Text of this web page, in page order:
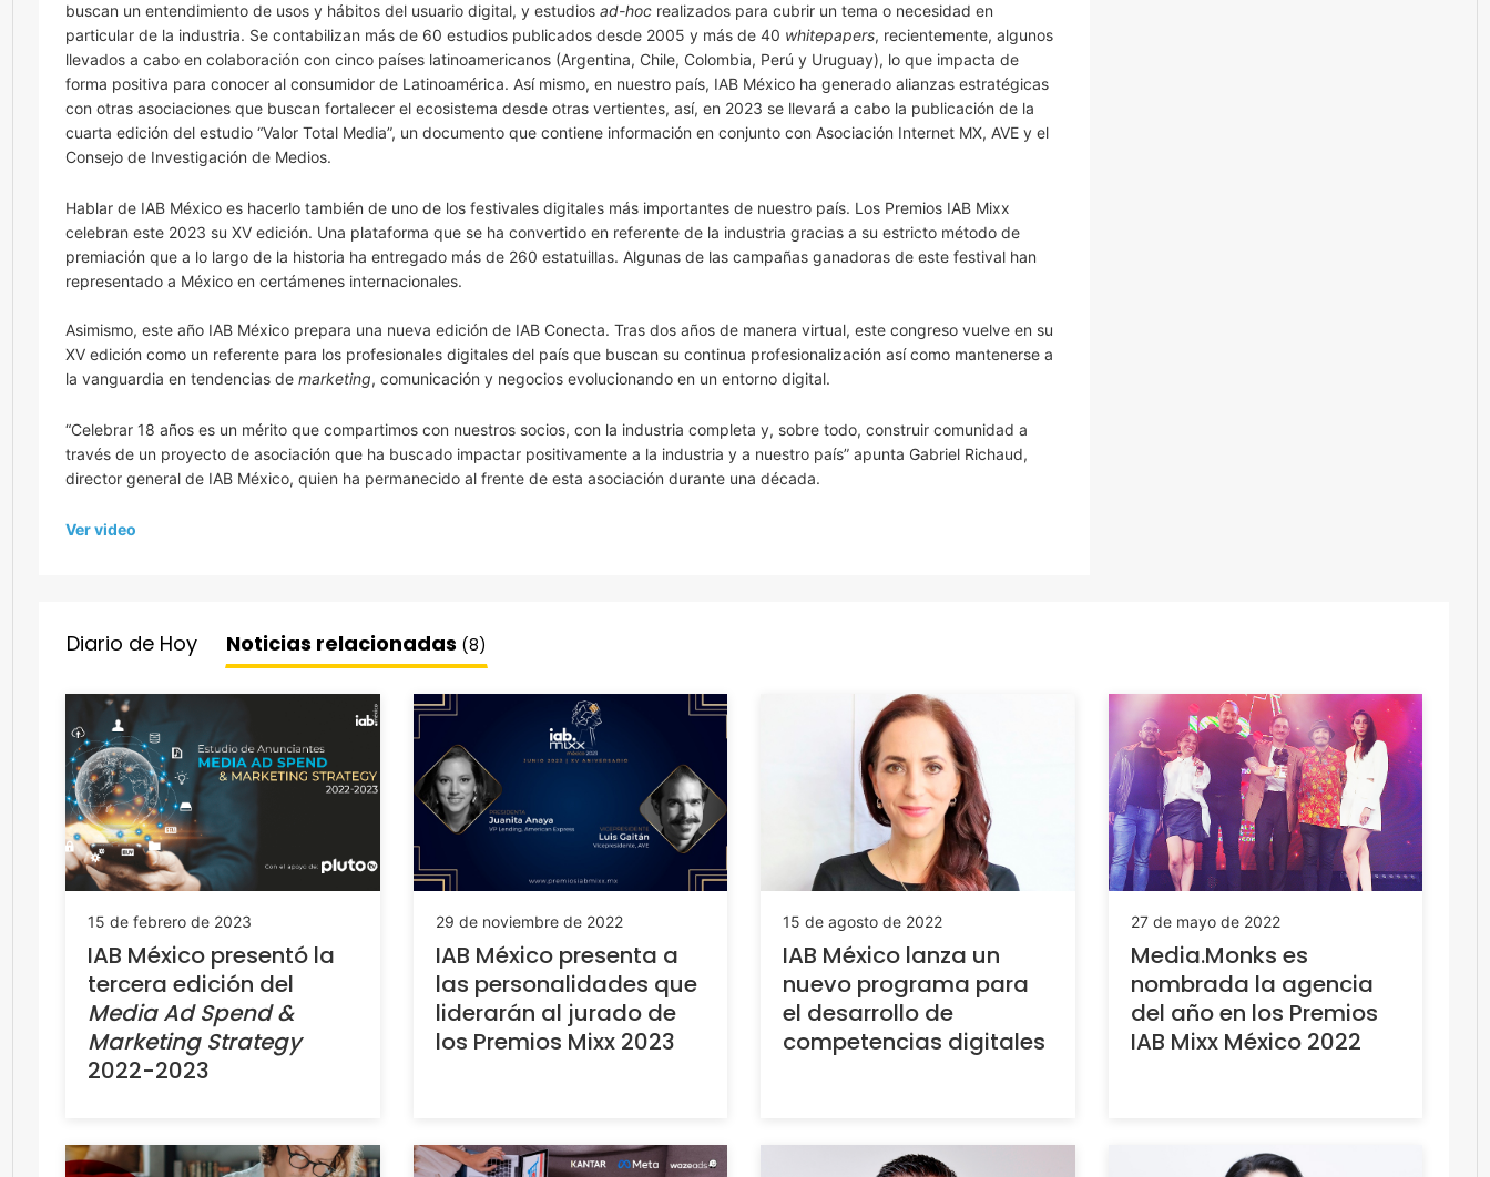
buscan un entendimiento de usos y hábitos del usuario digital, y estudios ad-hoc realizados para cubrir un tema o necesidad en
particular de la industria. Se contabilizan más de 60 estudios publicados desde 2005 y más de 40 whitepapers, recientemente, algunos
llevados a cabo en colaboración con cinco países latinoamericanos (Argentina, Chile, Colombia, Perú y Uruguay), lo que impacta de
forma positiva para conocer al consumidor de Latinoamérica. Así mismo, en nuestro país, IAB México ha generado alianzas estratégicas
con otras asociaciones que buscan fortalecer el ecosistema desde otras vertientes, así, en 2023 se llevará a cabo la publicación de la
cuarta edición del estudio “Valor Total Media”, un documento que contiene información en conjunto con Asociación Internet MX, AVE y el
Consejo de Investigación de Medios.
Hablar de IAB México es hacerlo también de uno de los festivales digitales más importantes de nuestro país. Los Premios IAB Mixx
celebran este 2023 su XV edición. Una plataforma que se ha convertido en referente de la industria gracias a su estricto método de
premiación que a lo largo de la historia ha entregado más de 260 estatuillas. Algunas de las campañas ganadoras de este festival han
representado a México en certámenes internacionales.
Asimismo, este año IAB México prepara una nueva edición de IAB Conecta. Tras dos años de manera virtual, este congreso vuelve en su
XV edición como un referente para los profesionales digitales del país que buscan su continua profesionalización así como mantenerse a
la vanguardia en tendencias de marketing, comunicación y negocios evolucionando en un entorno digital.
“Celebrar 18 años es un mérito que compartimos con nuestros socios, con la industria completa y, sobre todo, construir comunidad a
través de un proyecto de asociación que ha buscado impactar positivamente a la industria y a nuestro país” apunta Gabriel Richaud,
director general de IAB México, quien ha permanecido al frente de esta asociación durante una década.
Ver video
Diario de Hoy Noticias relacionadas (8)
15 de febrero de 2023
IAB México presentó la
tercera edición del
Media Ad Spend &
Marketing Strategy
2022-2023
29 de noviembre de 2022
IAB México presenta a
las personalidades que
liderarán al jurado de
los Premios Mixx 2023
15 de agosto de 2022
IAB México lanza un
nuevo programa para
el desarrollo de
competencias digitales
27 de mayo de 2022
Media.Monks es
nombrada la agencia
del año en los Premios
IAB Mixx México 2022